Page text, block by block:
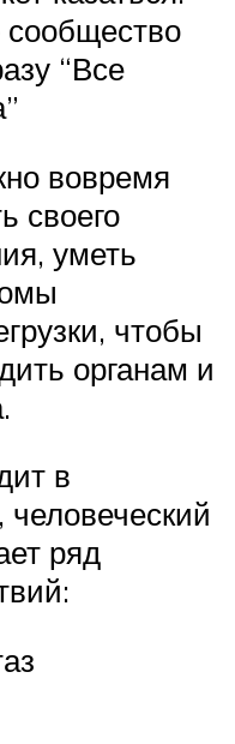
“Все
вовремя
своего
уметь
чтобы
органам и
в
ряд